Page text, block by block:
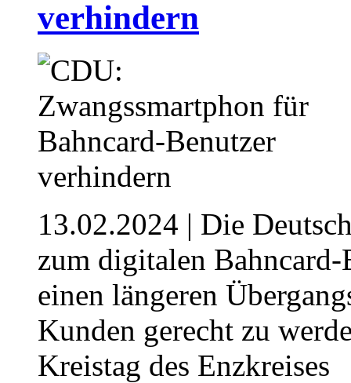
verhindern
13.02.2024 | Die
zum digitalen
einen längeren
Kunden gerecht zu
Kreistag des Enzkreises